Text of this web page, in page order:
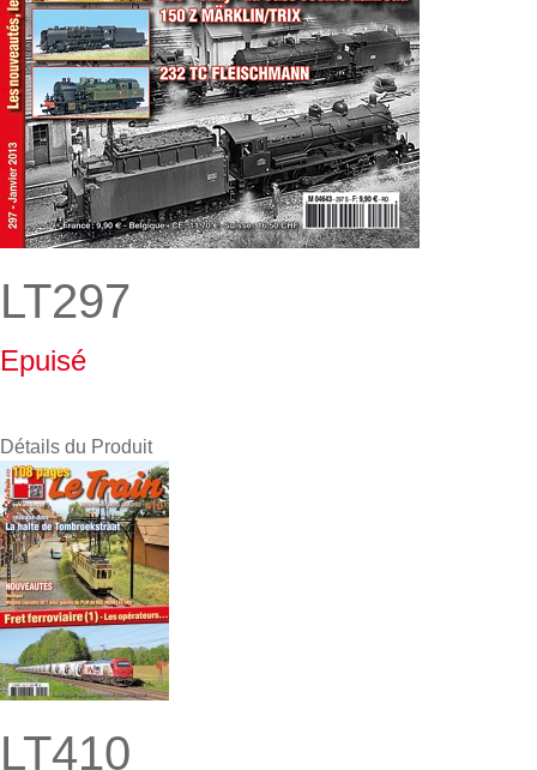
LT297
Epuisé
Détails du Produit
LT410